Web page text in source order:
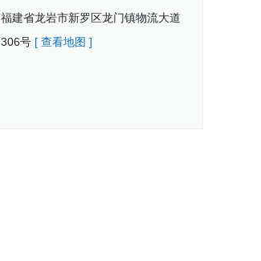
福建省龙岩市新罗区龙门镇物流大道
306号 [ 查看地图 ]